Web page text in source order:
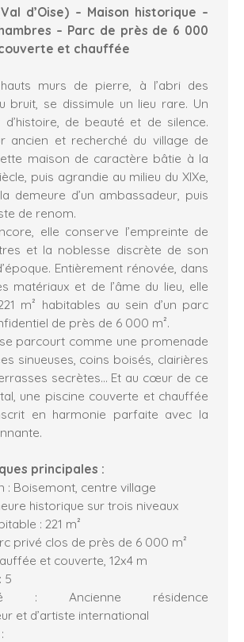
d’Oise) – Maison historique –
– Parc de près de 6 000
couverte et chauffée
murs de pierre, à l’abri des
bruit, se dissimule un lieu rare. Un
de beauté et de silence.
ancien et recherché du village de
maison de caractère bâtie à la
puis agrandie au milieu du XIXe,
demeure d’un ambassadeur, puis
de renom.
elle conserve l’empreinte de
et la noblesse discrète de son
Entièrement rénovée, dans
matériaux et de l’âme du lieu, elle
m² habitables au sein d’un parc
de près de 6 000 m².
parcourt comme une promenade
sinueuses, coins boisés, clairières
secrètes… Et au cœur de ce
une piscine couverte et chauffée
en harmonie parfaite avec la
principales :
: Boisemont, centre village
historique sur trois niveaux
: 221 m²
privé clos de près de 6 000 m²
et couverte, 12x4 m
5
: Ancienne résidence
et d’artiste international
: